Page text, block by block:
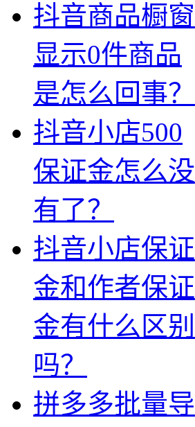
抖音商品橱窗
显示0件商品
是怎么回事？
抖音小店500
保证金怎么没
有了？
抖音小店保证
金和作者保证
金有什么区别
吗？
拼多多批量导